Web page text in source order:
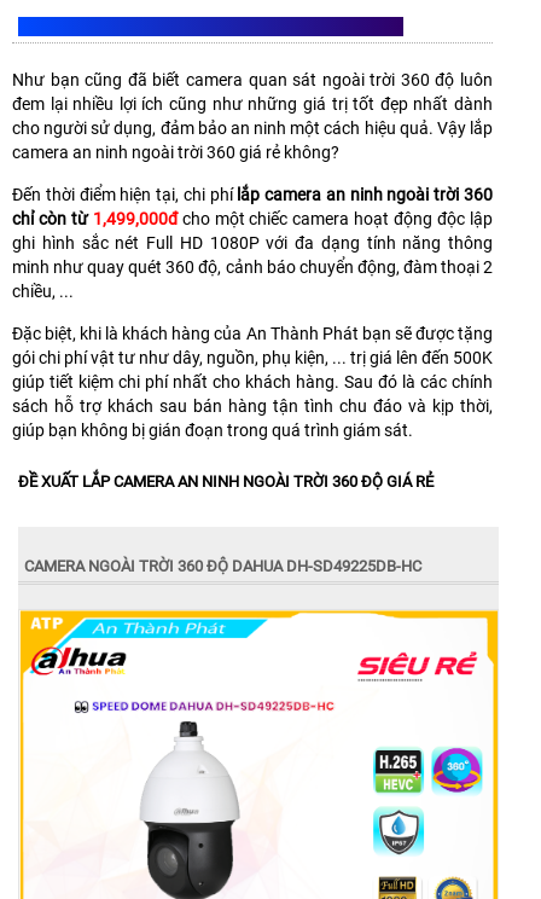
Như bạn cũng đã biết camera quan sát ngoài trời 360 độ luôn
đem lại nhiều lợi ích cũng như những giá trị tốt đẹp nhất dành
cho người sử dụng, đảm bảo an ninh một cách hiệu quả. Vậy lắp
camera an ninh ngoài trời 360 giá rẻ không?
Đến thời điểm hiện tại, chi phílắp camera an ninh ngoài trời 360
chỉ còn từ 1,499,000đcho một chiếc camera hoạt động độc lập
ghi hình sắc nét Full HD 1080P với đa dạng tính năng thông
minh như quay quét 360 độ, cảnh báo chuyển động, đàm thoại 2
chiều, ...
Đặc biệt, khi là khách hàng của An Thành Phát bạn sẽ được tặng
gói chi phí vật tư như dây, nguồn, phụ kiện, ... trị giá lên đến 500K
giúp tiết kiệm chi phí nhất cho khách hàng. Sau đó là các chính
sách hỗ trợ khách sau bán hàng tận tình chu đáo và kịp thời,
giúp bạn không bị gián đoạn trong quá trình giám sát.
ĐỀ XUẤT LẮP CAMERA AN NINH NGOÀI TRỜI 360 ĐỘ GIÁ RẺ
CAMERA NGOÀI TRỜI 360 ĐỘ DAHUA DH-SD49225DB-HC